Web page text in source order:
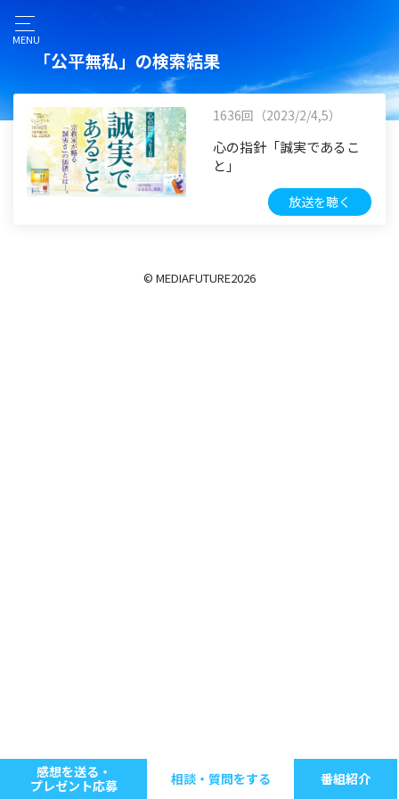
MENU
「公平無私」の検索結果
1636回（2023/2/4,5）
心の指針「誠実であるこ
と」
放送を聴く
© MEDIAFUTURE2026
感想を送る・
プレゼント応募
相談・質問をする 番組紹介